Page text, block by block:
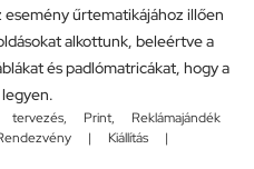
űrtematikájához illően
alkottunk, beleértve a
és padlómatricákat, hogy a
tervezés, Print, Reklámajándék
| Kiállítás |